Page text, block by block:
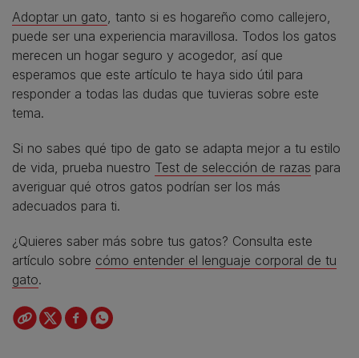
Adoptar un gato, tanto si es hogareño como callejero,
puede ser una experiencia maravillosa. Todos los gatos
merecen un hogar seguro y acogedor, así que
esperamos que este artículo te haya sido útil para
responder a todas las dudas que tuvieras sobre este
tema.
Si no sabes qué tipo de gato se adapta mejor a tu estilo
de vida, prueba nuestro Test de selección de razas para
averiguar qué otros gatos podrían ser los más
adecuados para ti.
¿Quieres saber más sobre tus gatos? Consulta este
artículo sobre cómo entender el lenguaje corporal de tu
gato.